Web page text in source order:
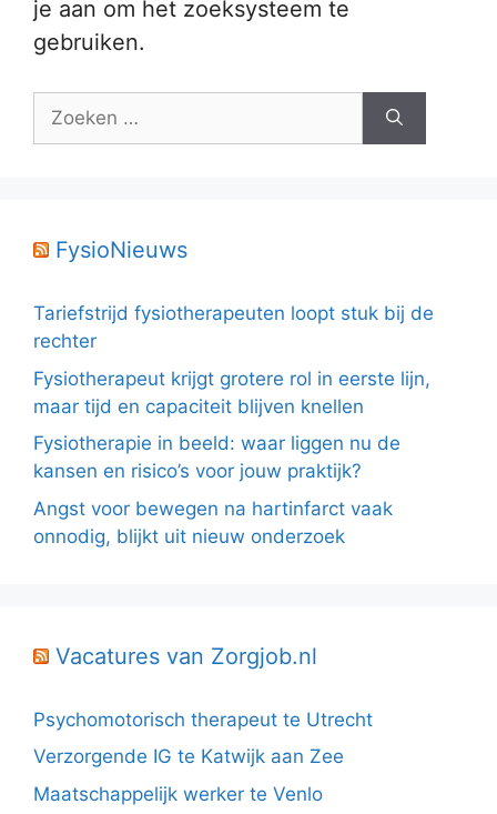
je aan om het zoeksysteem te
gebruiken.
Zoek
FysioNieuws
Tariefstrijd fysiotherapeuten loopt stuk bij de
rechter
Fysiotherapeut krijgt grotere rol in eerste lijn,
maar tijd en capaciteit blijven knellen
Fysiotherapie in beeld: waar liggen nu de
kansen en risico’s voor jouw praktijk?
Angst voor bewegen na hartinfarct vaak
onnodig, blijkt uit nieuw onderzoek
Vacatures van Zorgjob.nl
Psychomotorisch therapeut te Utrecht
Verzorgende IG te Katwijk aan Zee
Maatschappelijk werker te Venlo